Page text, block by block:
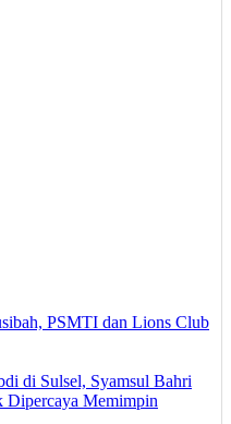
PSMTI dan Lions Club
di Sulsel, Syamsul Bahri
Dipercaya Memimpin